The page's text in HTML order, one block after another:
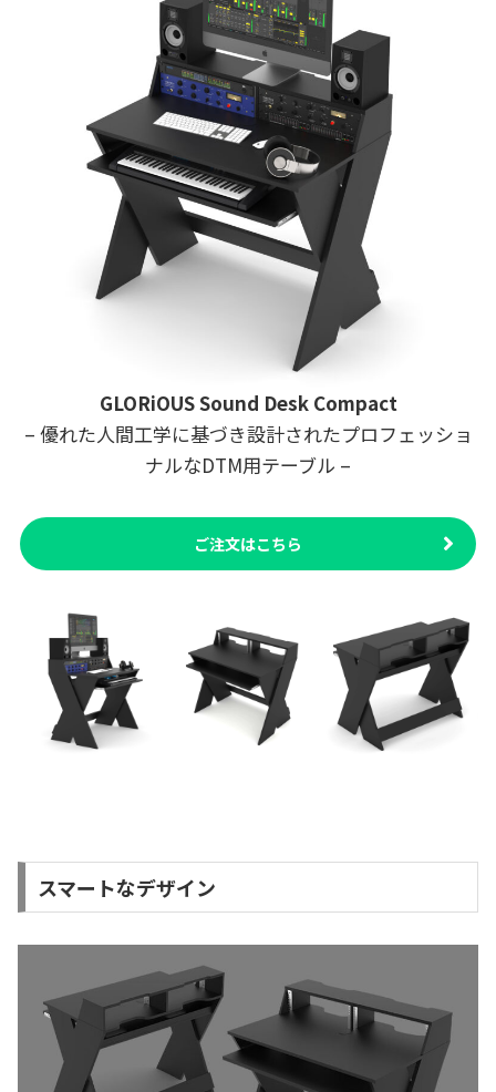
GLORiOUSSound Desk Compact
– 優れた人間工学に基づき設計されたプロフェッショ
ナルなDTM用テーブル –
ご注文はこちら
スマートなデザイン